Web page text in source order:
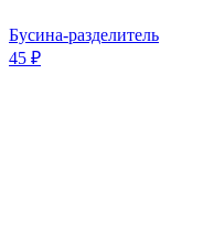
Бусина-разделитель
45 ₽